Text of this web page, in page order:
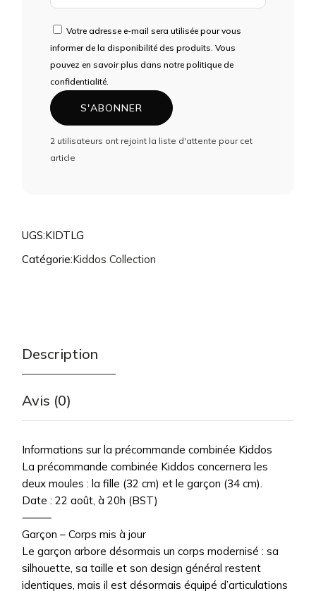
ADRESSE
E-
MAIL
POUR
REJOINDRE
LA
LISTE
POUR
CE
Votre adresse e-mail sera utilisée pour vous
informer de la disponibilité des produits. Vous
pouvez en savoir plus dans notre politique de
confidentialité.
S'ABONNER
2 utilisateurs ont rejoint la liste d'attente pour cet
article
UGS:KIDTLG
Catégorie:Kiddos Collection
Description
Avis (0)
Informations sur la précommande combinée Kiddos
La précommande combinée Kiddos concernera les
deux moules : la fille (32 cm) et le garçon (34 cm).
Date : 22 août, à 20h (BST)
⸻
Garçon – Corps mis à jour
Le garçon arbore désormais un corps modernisé : sa
silhouette, sa taille et son design général restent
identiques, mais il est désormais équipé d’articulations